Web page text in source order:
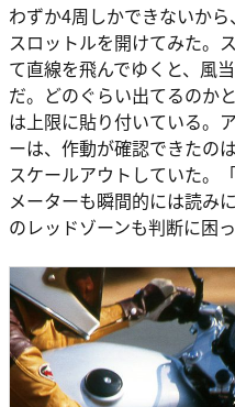
わずか4周しかできないか
スロットルを開けてみた。
て直線を飛んでゆくと、風
だ。どのぐらい出てるのか
は上限に貼り付いている。
ーは、作動が確認できたの
スケールアウトしていた。
メーターも瞬間的には読み
のレッドゾーンも判断に困っ